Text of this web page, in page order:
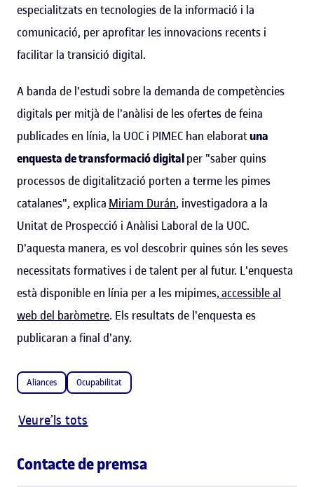
especialitzats en tecnologies de la informació i la
comunicació, per aprofitar les innovacions recents i
facilitar la transició digital.
A banda de l'estudi sobre la demanda de competències
digitals per mitjà de l'anàlisi de les ofertes de feina
publicades en línia, la UOC i PIMEC han elaboratuna
enquesta de transformació digitalper "saber quins
processos de digitalització porten a terme les pimes
catalanes", explica Miriam Durán, investigadora a la
Unitat de Prospecció i Anàlisi Laboral de la UOC.
D'aquesta manera, es vol descobrir quines són les seves
necessitats formatives i de talent per al futur. L'enquesta
està disponible en línia per a les mipimes,accessible al
web del baròmetre. Els resultats de l'enquesta es
publicaran a final d'any.
Aliances Ocupabilitat
Veure’ls tots
Contacte de premsa